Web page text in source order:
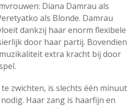
Diana Damrau als
als Blonde. Damrau
dankzij haar enorm flexibele
door haar partij. Bovendien
extra kracht bij door
zwichten, is slechts één minuut
Haar zang is haarfijn en